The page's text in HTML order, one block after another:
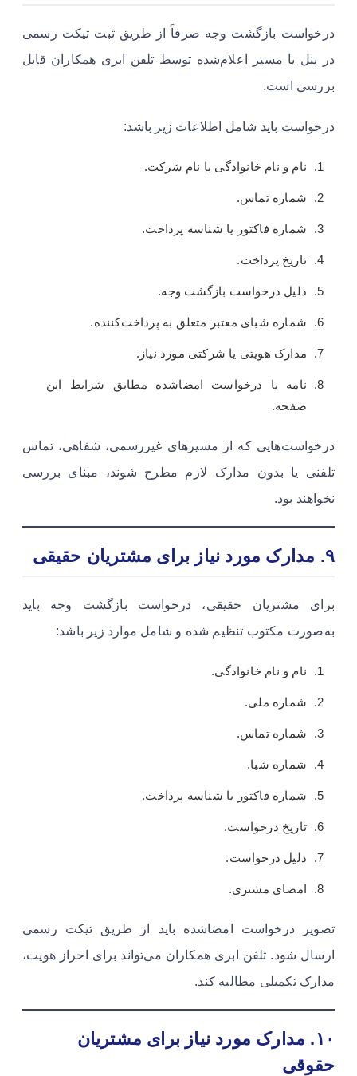
درخواست بازگشت وجه صرفاً از طریق ثبت تیکت رسمی
در پنل یا مسیر اعلام‌شده توسط تلفن ابری همکاران قابل
بررسی است.
درخواست باید شامل اطلاعات زیر باشد:
نام و نام خانوادگی یا نام شرکت.
شماره تماس.
شماره فاکتور یا شناسه پرداخت.
تاریخ پرداخت.
دلیل درخواست بازگشت وجه.
شماره شبای معتبر متعلق به پرداخت‌کننده.
مدارک هویتی یا شرکتی مورد نیاز.
نامه یا درخواست امضاشده مطابق شرایط این
صفحه.
درخواست‌هایی که از مسیرهای غیررسمی، شفاهی، تماس
تلفنی یا بدون مدارک لازم مطرح شوند، مبنای بررسی
نخواهند بود.
۹. مدارک مورد نیاز برای مشتریان حقیقی
برای مشتریان حقیقی، درخواست بازگشت وجه باید
به‌صورت مکتوب تنظیم شده و شامل موارد زیر باشد:
نام و نام خانوادگی.
شماره ملی.
شماره تماس.
شماره شبا.
شماره فاکتور یا شناسه پرداخت.
تاریخ درخواست.
دلیل درخواست.
امضای مشتری.
تصویر درخواست امضاشده باید از طریق تیکت رسمی
ارسال شود. تلفن ابری همکاران می‌تواند برای احراز هویت،
مدارک تکمیلی مطالبه کند.
۱۰. مدارک مورد نیاز برای مشتریان
حقوقی